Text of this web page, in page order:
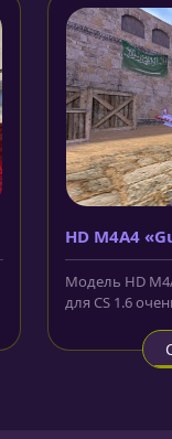
HD M4A4
Модель HD
для CS 1.6